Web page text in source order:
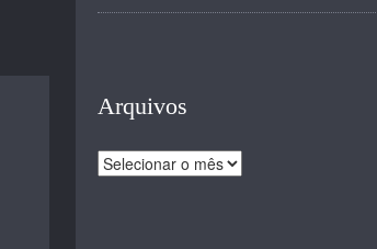
Arquivos
Arquivos